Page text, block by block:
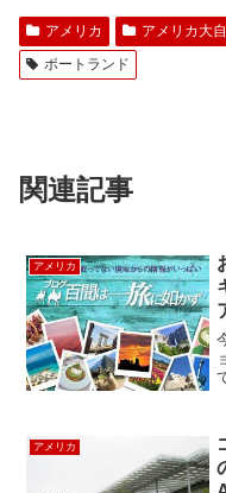
アメリカ アメリカ大
ポートランド
関連記事
アメリカ
アメリカ